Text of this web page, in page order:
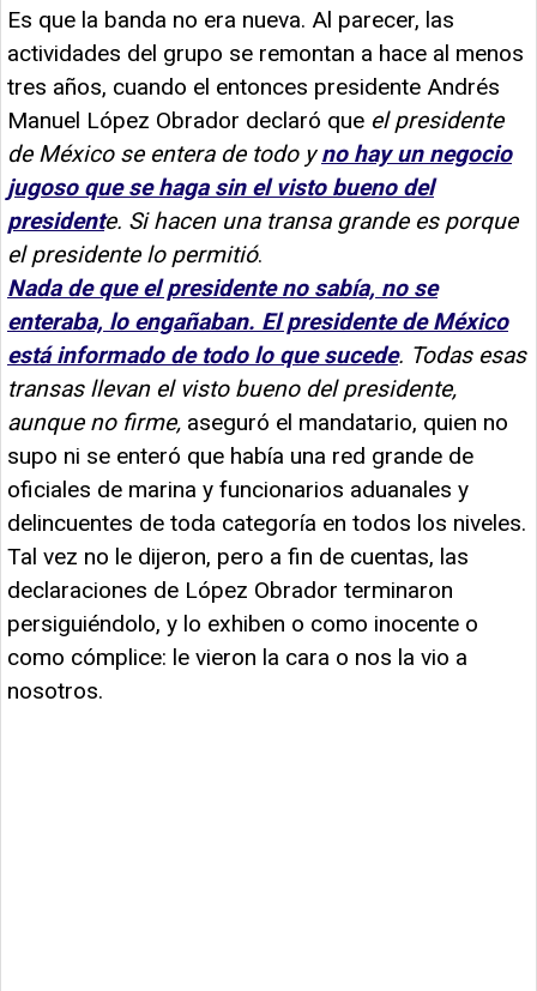
Es que la banda no era nueva. Al parecer, las
actividades del grupo se remontan a hace al menos
tres años, cuando el entonces presidente Andrés
Manuel López Obrador declaró que elpresidente
de México se entera de todo yno hay un negocio
jugoso que se haga sin el visto bueno del
presidente. Si hacen una transa grande es porque
el presidente lo permitió.
Nada de que el presidente no sabía, no se
enteraba, lo engañaban. El presidente de México
está informado de todo lo que sucede. Todas esas
transas llevan el visto bueno del presidente,
aunque no firme, aseguró el mandatario, quien no
supo ni se enteró que había una red grande de
oficiales de marina y funcionarios aduanales y
delincuentes de toda categoría en todos los niveles.
Tal vez no le dijeron, pero a fin de cuentas, las
declaraciones de López Obrador terminaron
persiguiéndolo, y lo exhiben o como inocente o
como cómplice: le vieron la cara o nos la vio a
nosotros.